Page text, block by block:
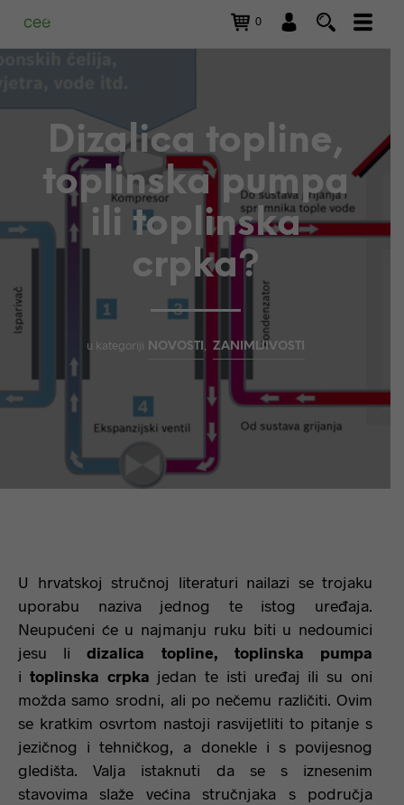
0
Dizalica topline,
toplinska pumpa
ili toplinska
crpka?
u kategoriji NOVOSTI ZANIMLJIVOSTI
U hrvatskoj stručnoj literaturi nailazi se trojaku
uporabu naziva jednog te istog uređaja.
Neupućeni će u najmanju ruku biti u nedoumici
jesu lidizalica topline, toplinska pumpa
i toplinska crpka jedan te isti uređaj ili su oni
možda samo srodni, ali po nečemu različiti. Ovim
se kratkim osvrtom nastoji rasvijetliti to pitanje s
jezičnog i tehničkog, a donekle i s povijesnog
gledišta. Valja istaknuti da se s iznesenim
stavovima slaže većina stručnjaka s područja